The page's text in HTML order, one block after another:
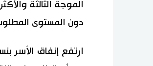
الموجة الثالثة
دون المستوى